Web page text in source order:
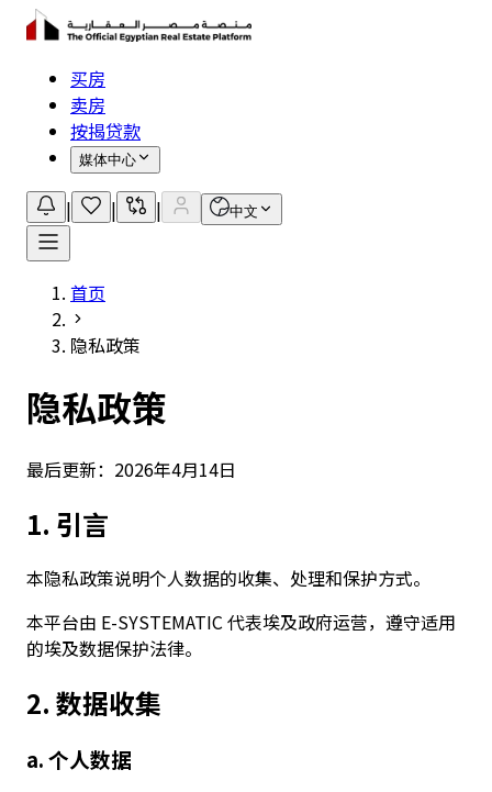
买房
卖房
按揭贷款
媒体中心
| | | 中文
首页
隐私政策
隐私政策
最后更新：2026年4月14日
1. 引言
本隐私政策说明个人数据的收集、处理和保护方式。
本平台由 E-SYSTEMATIC 代表埃及政府运营，遵守适用
的埃及数据保护法律。
2. 数据收集
a. 个人数据